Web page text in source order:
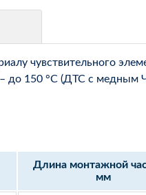
чувствительного
– до 150 °С (ДТС с медным
Длина монтажной
мм